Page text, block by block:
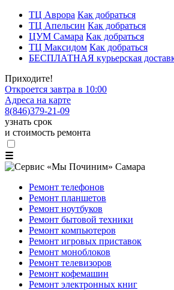
ТЦ Аврора Как добраться
ТЦ Апельсин Как добраться
ЦУМ Самара Как добраться
ТЦ Максидом Как добраться
БЕСПЛАТНАЯ курьерская
Приходите!
Откроется завтра в 10:00
Адреса на карте
8(846)379-21-09
узнать срок
и стоимость ремонта
☰
Ремонт телефонов
Ремонт планшетов
Ремонт ноутбуков
Ремонт бытовой техники
Ремонт компьютеров
Ремонт игровых приставок
Ремонт моноблоков
Ремонт телевизоров
Ремонт кофемашин
Ремонт электронных книг